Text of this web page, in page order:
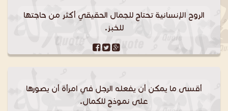
الروح الإنسانية تحتاج للجمال الحقيقي أكثر من حاجتها
للخبز.
أقسى ما يمكن أن يفعله الرجل في امرأة أن يصورها
على نموذج للكمال.